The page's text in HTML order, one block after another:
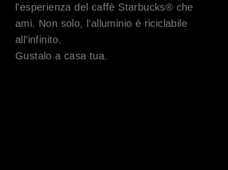
l'esperienza del caffè Starbucks® che
ami. Non solo, l’alluminio è riciclabile
all’infinito.
Gustalo a casa tua.